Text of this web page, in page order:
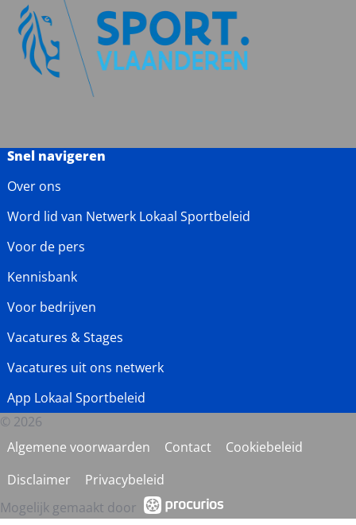
Snel navigeren
Over ons
Word lid van Netwerk Lokaal Sportbeleid
Voor de pers
Kennisbank
Voor bedrijven
Vacatures & Stages
Vacatures uit ons netwerk
App Lokaal Sportbeleid
© 2026
Algemene voorwaarden
Contact
Cookiebeleid
Disclaimer
Privacybeleid
Mogelijk gemaakt door